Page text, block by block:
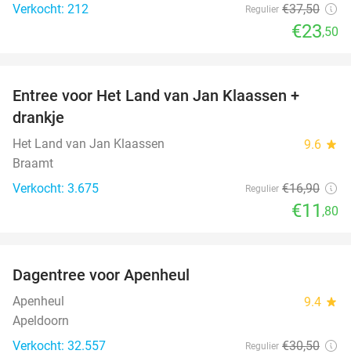
Verkocht: 212
Regulier €37,50
€23,50
Entree voor Het Land van Jan Klaassen +
drankje
Het Land van Jan Klaassen 9.6 star
Braamt
Verkocht: 3.675
Regulier €16,90
€11 ,80
Dagentree voor Apenheul
Apenheul 9.4 star
Apeldoorn
Verkocht: 32.557
Regulier €30,50